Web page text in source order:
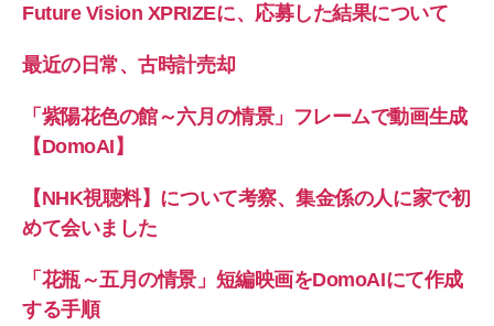
Future Vision XPRIZEに、応募した結果について
最近の日常、古時計売却
「紫陽花色の館～六月の情景」フレームで動画生成
【DomoAI】
【NHK視聴料】について考察、集金係の人に家で初
めて会いました
「花瓶～五月の情景」短編映画をDomoAIにて作成
する手順